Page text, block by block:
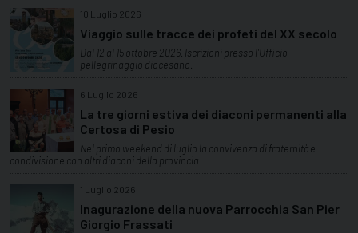
10 Luglio 2026
Viaggio sulle tracce dei profeti del XX secolo
Dal 12 al 15 ottobre 2026. Iscrizioni presso l'Ufficio
pellegrinaggio diocesano.
6 Luglio 2026
La tre giorni estiva dei diaconi permanenti alla
Certosa di Pesio
Nel primo weekend di luglio la convivenza di fraternità e
condivisione con altri diaconi della provincia
1 Luglio 2026
Inagurazione della nuova Parrocchia San Pier
Giorgio Frassati